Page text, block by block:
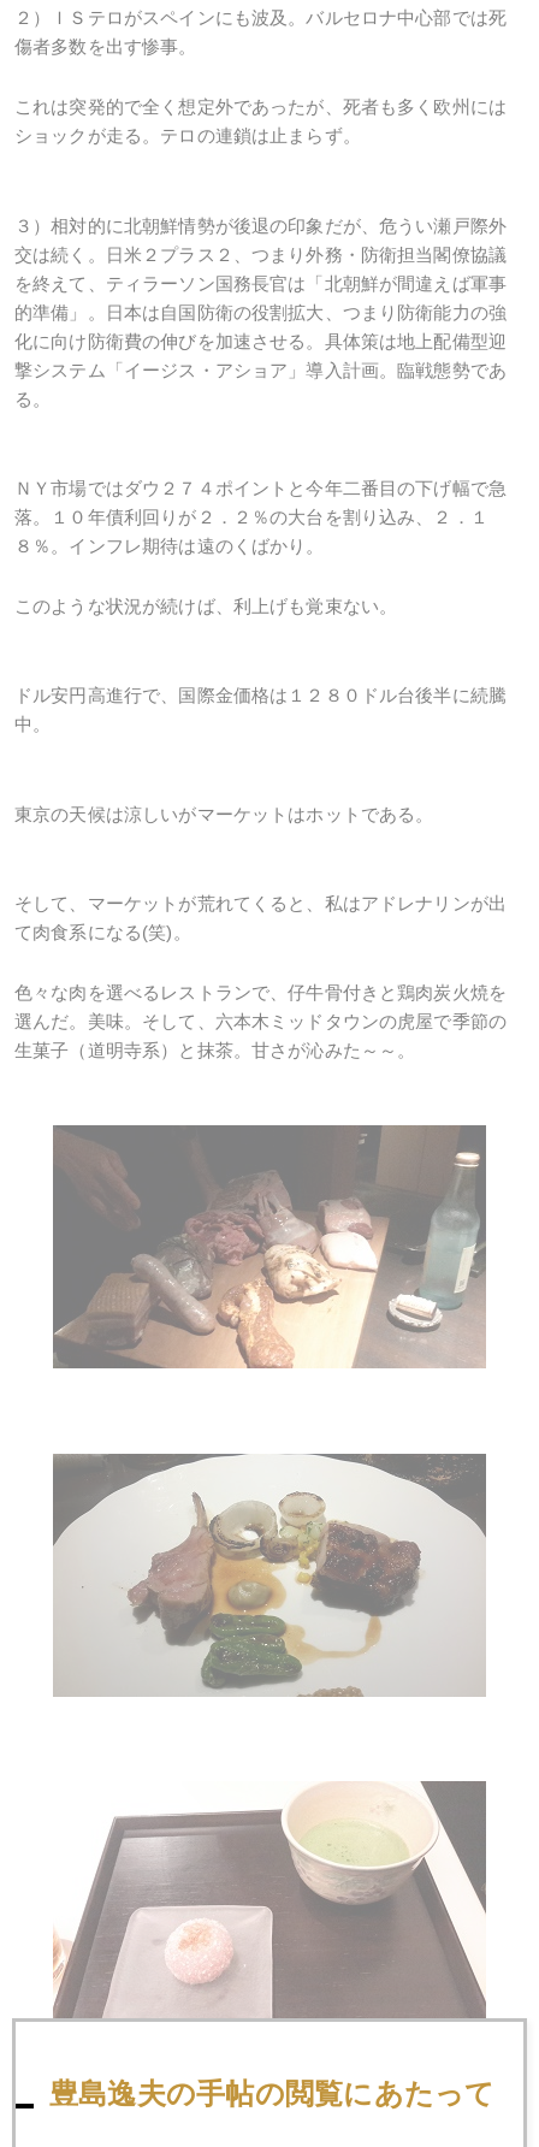
２）ＩＳテロがスペインにも波及。バルセロナ中心部では死
傷者多数を出す惨事。
これは突発的で全く想定外であったが、死者も多く欧州には
ショックが走る。テロの連鎖は止まらず。
３）相対的に北朝鮮情勢が後退の印象だが、危うい瀬戸際外
交は続く。日米２プラス２、つまり外務・防衛担当閣僚協議
を終えて、ティラーソン国務長官は「北朝鮮が間違えば軍事
的準備」。日本は自国防衛の役割拡大、つまり防衛能力の強
化に向け防衛費の伸びを加速させる。具体策は地上配備型迎
撃システム「イージス・アショア」導入計画。臨戦態勢であ
る。
ＮＹ市場ではダウ２７４ポイントと今年二番目の下げ幅で急
落。１０年債利回りが２．２％の大台を割り込み、２．１
８％。インフレ期待は遠のくばかり。
このような状況が続けば、利上げも覚束ない。
ドル安円高進行で、国際金価格は１２８０ドル台後半に続騰
中。
東京の天候は涼しいがマーケットはホットである。
そして、マーケットが荒れてくると、私はアドレナリンが出
て肉食系になる(笑)。
色々な肉を選べるレストランで、仔牛骨付きと鶏肉炭火焼を
選んだ。美味。そして、六本木ミッドタウンの虎屋で季節の
生菓子（道明寺系）と抹茶。甘さが沁みた～～。
豊島逸夫の手帖の閲覧にあたって